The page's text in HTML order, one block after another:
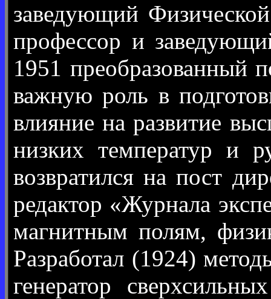
заведующий
профессор и
1951
важную роль в
влияние на развитие
низких температур и
возвратился на пост
редактор «Журнала
магнитным полям,
Разработал (1924)
генератор